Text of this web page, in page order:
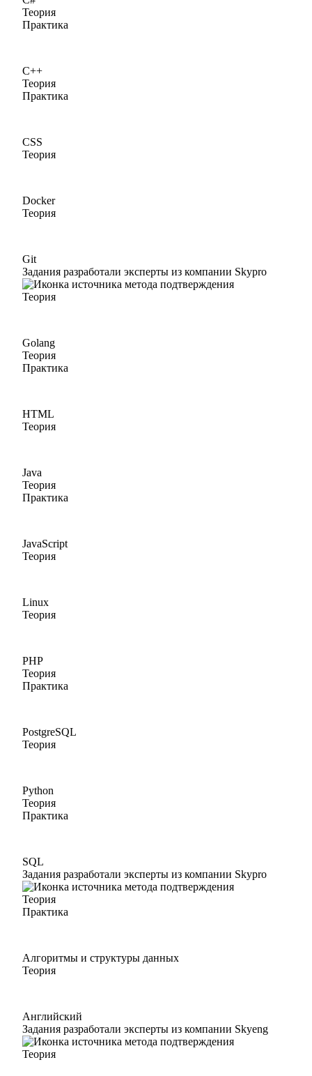
Теория
Практика
C++
Теория
Практика
CSS
Теория
Docker
Теория
Git
Задания разработали эксперты из компании Skypro
Теория
Golang
Теория
Практика
HTML
Теория
Java
Теория
Практика
JavaScript
Теория
Linux
Теория
PHP
Теория
Практика
PostgreSQL
Теория
Python
Теория
Практика
SQL
Задания разработали эксперты из компании Skypro
Теория
Практика
Алгоритмы и структуры данных
Теория
Английский
Задания разработали эксперты из компании Skyeng
Теория